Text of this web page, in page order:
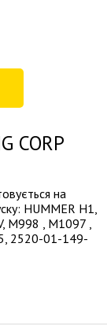
CORP
на
HUMMER H1,
M998 , M1097 ,
2520-01-149-